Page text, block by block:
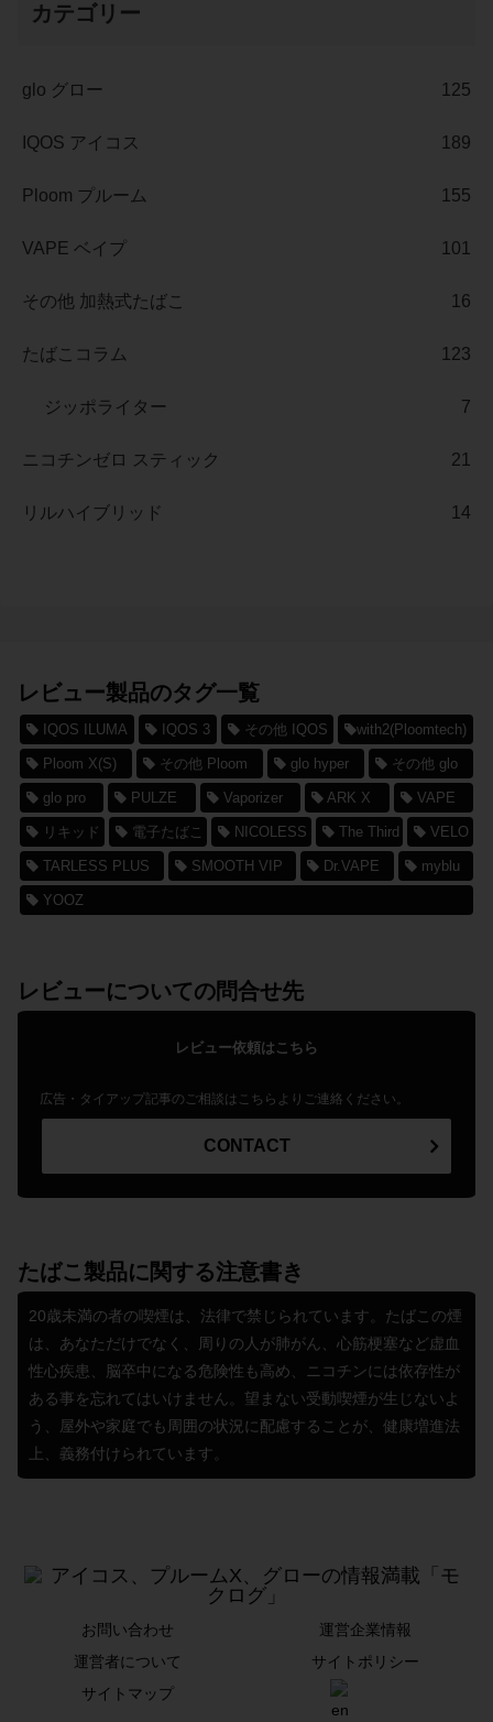
カテゴリー
glo グロー 125
IQOS アイコス 189
Ploom プルーム 155
VAPE ベイプ 101
その他 加熱式たばこ 16
たばこコラム 123
ジッポライター 7
ニコチンゼロ スティック 21
リルハイブリッド 14
レビュー製品のタグ一覧
IQOS ILUMA IQOS 3 その他 IQOS with2(Ploomtech)
Ploom X(S) その他 Ploom glo hyper その他 glo
glo pro PULZE Vaporizer ARK X VAPE
リキッド 電子たばこ NICOLESS The Third VELO
TARLESS PLUS SMOOTH VIP Dr.VAPE myblu
YOOZ
レビューについての問合せ先
レビュー依頼はこちら
広告・タイアップ記事のご相談はこちらよりご連絡ください。
CONTACT
たばこ製品に関する注意書き
20歳未満の者の喫煙は、法律で禁じられています。たばこの煙
は、あなただけでなく、周りの人が肺がん、心筋梗塞など虚血
性心疾患、脳卒中になる危険性も高め、ニコチンには依存性が
ある事を忘れてはいけません。望まない受動喫煙が生じないよ
う、屋外や家庭でも周囲の状況に配慮することが、健康増進法
上、義務付けられています。
お問い合わせ
運営企業情報
運営者について
サイトポリシー
サイトマップ